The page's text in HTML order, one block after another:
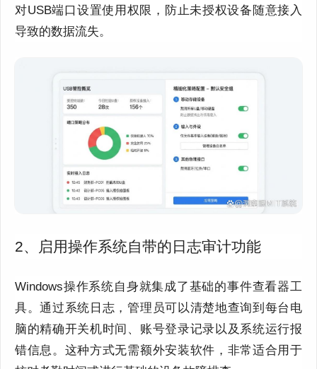
对USB端口设置使用权限，防止未授权设备随意接入
导致的数据流失。
2、启用操作系统自带的日志审计功能
Windows操作系统自身就集成了基础的事件查看器工
具。通过系统日志，管理员可以清楚地查询到每台电
脑的精确开关机时间、账号登录记录以及系统运行报
错信息。这种方式无需额外安装软件，非常适合用于